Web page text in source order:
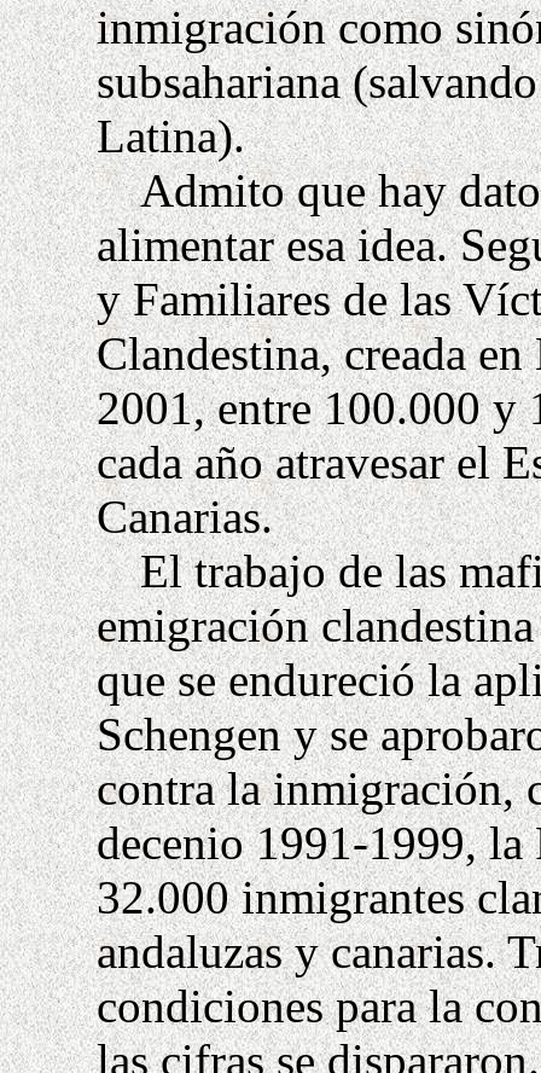
inmigración como
subsahariana
Latina).
Admito que hay
alimentar esa idea.
y Familiares de las
Clandestina, creada
2001, entre 100.000 y
cada año atravesar el
Canarias.
El trabajo de las
emigración
que se endureció la
Schengen y se
contra la inmigración,
decenio 1991-1999, la
32.000 inmigrantes
andaluzas y canarias.
condiciones para la
las cifras se